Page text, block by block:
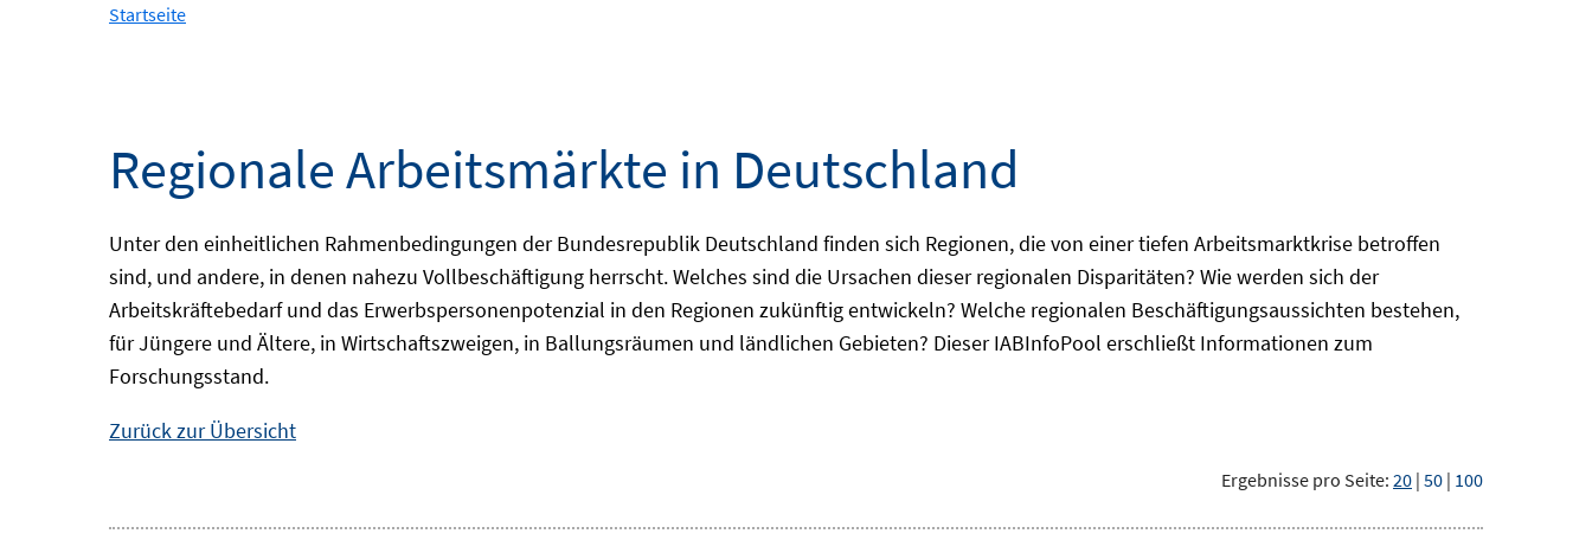
Startseite
Regionale Arbeitsmärkte in Deutschland
Unter den einheitlichen Rahmenbedingungen der Bundesrepublik Deutschland finden sich Regionen, die von einer tiefen Arbeitsmarktkrise betroffen
sind, und andere, in denen nahezu Vollbeschäftigung herrscht. Welches sind die Ursachen dieser regionalen Disparitäten? Wie werden sich der
Arbeitskräftebedarf und das Erwerbspersonenpotenzial in den Regionen zukünftig entwickeln? Welche regionalen Beschäftigungsaussichten bestehen,
für Jüngere und Ältere, in Wirtschaftszweigen, in Ballungsräumen und ländlichen Gebieten? DieserIABInfoPool erschließt Informationen zum
Forschungsstand.
Zurück zur Übersicht
Ergebnisse pro Seite: 20 | 50 | 100